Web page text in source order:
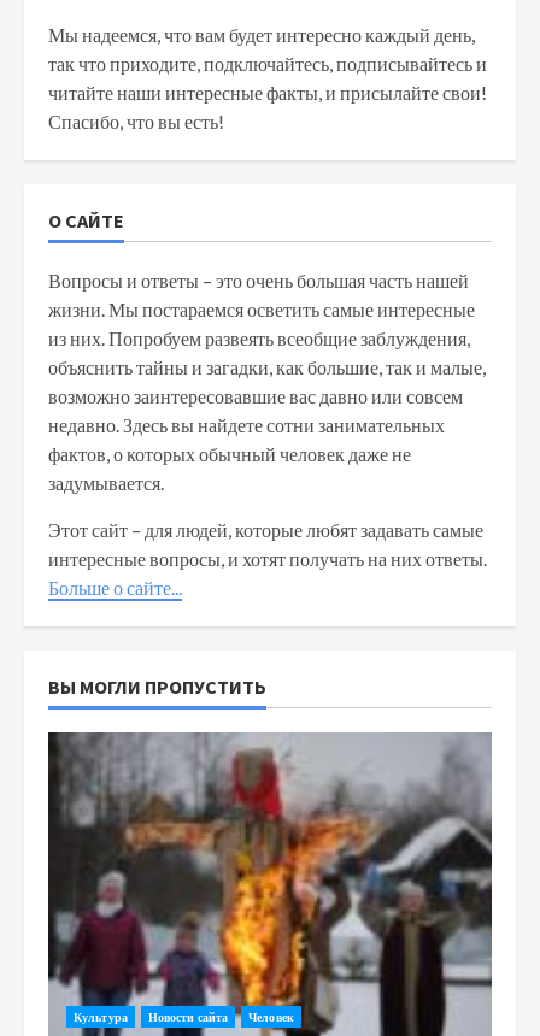
Мы надеемся, что вам будет интересно каждый день,
так что приходите, подключайтесь, подписывайтесь и
читайте наши интересные факты, и присылайте свои!
Спасибо, что вы есть!
О САЙТЕ
Вопросы и ответы – это очень большая часть нашей
жизни. Мы постараемся осветить самые интересные
из них. Попробуем развеять всеобщие заблуждения,
объяснить тайны и загадки, как большие, так и малые,
возможно заинтересовавшие вас давно или совсем
недавно. Здесь вы найдете сотни занимательных
фактов, о которых обычный человек даже не
задумывается.
Этот сайт – для людей, которые любят задавать самые
интересные вопросы, и хотят получать на них ответы.
Больше о сайте...
ВЫ МОГЛИ ПРОПУСТИТЬ
Культура Новости сайта Человек